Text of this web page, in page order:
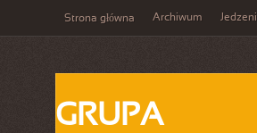
Strona główna Archiwum
GRUPA